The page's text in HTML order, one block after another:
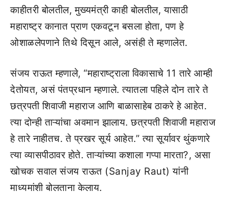
काहीतरी बोलतील, मुख्यमंत्री काही बोलतील, यासाठी
महाराष्ट्र कानात प्राण एकवटून बसला होता, पण हे
ओशाळलेपणाने तिथे दिसून आले, असंही ते म्हणालेत.
संजय राऊत म्हणाले, “महाराष्ट्राला विकासाचे 11 तारे आम्ही
देतोयत, असं पंतप्रधान म्हणाले. त्यातला पहिले दोन तारे ते
छत्रपती शिवाजी महाराज आणि बाळासाहेब ठाकरे हे आहेत.
त्या दोन्ही ताऱ्यांचा अवमान झालाय. छत्रपती शिवाजी महाराज
हे तारे नाहीतच. ते प्रखर सूर्य आहेत.” त्या सूर्यावर थुंकणारे
त्या व्यासपीठावर होते. ताऱ्यांच्या कशाला गप्पा मारता?, असा
खोचक सवाल संजय राऊत (Sanjay Raut) यांनी
माध्यमांशी बोलताना केलाय.